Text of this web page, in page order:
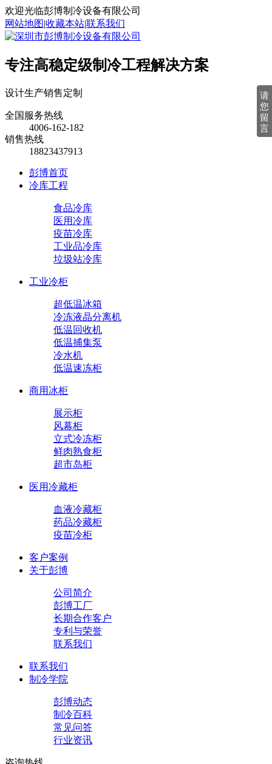
欢迎光临彭博制冷设备有限公司
网站地图|收藏本站|联系我们
专注高稳定级制冷工程解决方案
设计生产销售定制
全国服务热线
4006-162-182
销售热线
18823437913
彭博首页
冷库工程
食品冷库
医用冷库
疫苗冷库
工业品冷库
垃圾站冷库
工业冷柜
超低温冰箱
冷冻液晶分离机
低温回收机
低温捕集泵
冷水机
低温速冻柜
商用冰柜
展示柜
风幕柜
立式冷冻柜
鲜肉熟食柜
超市岛柜
医用冷藏柜
血液冷藏柜
药品冷藏柜
疫苗冷柜
客户案例
关于彭博
公司简介
彭博工厂
长期合作客户
专利与荣誉
联系我们
联系我们
制冷学院
彭博动态
制冷百科
常见问答
行业资讯
请
您
留
言